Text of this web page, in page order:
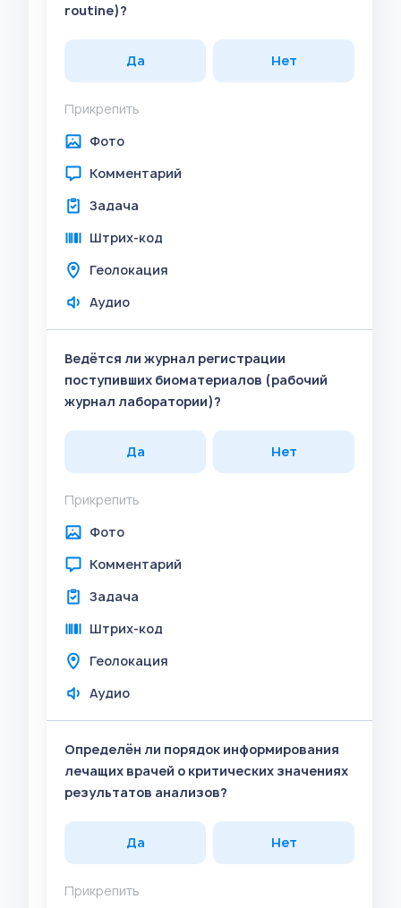
routine)?
Да Нет
Прикрепить
Фото
Комментарий
Задача
Штрих-код
Геолокация
Аудио
Ведётся ли журнал регистрации
поступивших биоматериалов (рабочий
журнал лаборатории)?
Да Нет
Прикрепить
Фото
Комментарий
Задача
Штрих-код
Геолокация
Аудио
Определён ли порядок информирования
лечащих врачей о критических значениях
результатов анализов?
Да Нет
Прикрепить